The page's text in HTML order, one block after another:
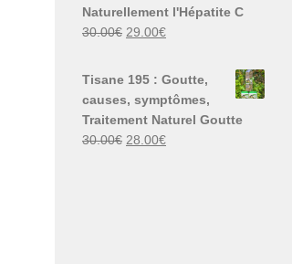
Naturellement l'Hépatite C
30.00€ Le
30.00€.
29.00€Le
est :
Tisane 195 : Goutte,
causes, symptômes,
Traitement Naturel Goutte
30.00€ Le
28.00€Le